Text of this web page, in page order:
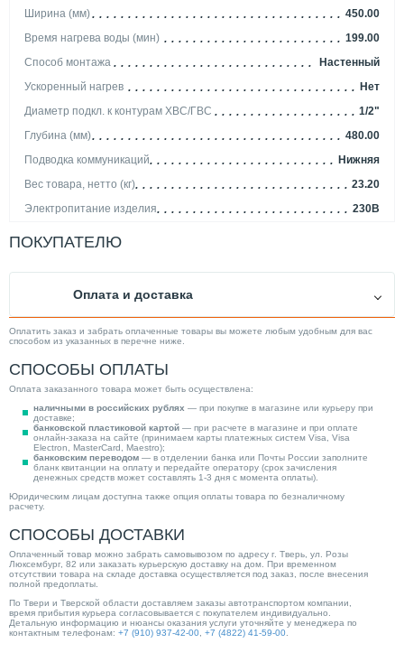
Ширина (мм)
450.00
Время нагрева воды (мин)
199.00
Способ монтажа
Настенный
Ускоренный нагрев
Нет
Диаметр подкл. к контурам ХВС/ГВС
1/2"
Глубина (мм)
480.00
Подводка коммуникаций
Нижняя
Вес товара, нетто (кг)
23.20
Электропитание изделия
230В
Дисплей
Нет
Максимальная температура нагрева (°С)
Нагревательный элемент
Страна производитель
Высота (мм)
Способ нагрева
Накопительный
ПОКУПАТЕЛЮ
Оплата и доставка
Оплатить заказ и забрать оплаченные товары вы можете любым удобным для вас
способом из указанных в перечне ниже.
СПОСОБЫ ОПЛАТЫ
Оплата заказанного товара может быть осуществлена:
наличными в российских рублях — при покупке в магазине или курьеру при
доставке;
банковской пластиковой картой — при расчете в магазине и при оплате
онлайн-заказа на сайте (принимаем карты платежных систем Visa, Visa
Electron, MasterCard, Maestro);
банковским переводом — в отделении банка или Почты России заполните
бланк квитанции на оплату и передайте оператору (срок зачисления
денежных средств может составлять 1-3 дня с момента оплаты).
Юридическим лицам доступна также опция оплаты товара по безналичному
расчету.
СПОСОБЫ ДОСТАВКИ
Оплаченный товар можно забрать самовывозом по адресу г. Тверь, ул. Розы
Люксембург, 82 или заказать курьерскую доставку на дом. При временном
отсутствии товара на складе доставка осуществляется под заказ, после внесения
полной предоплаты.
По Твери и Тверской области доставляем заказы автотранспортом компании,
время прибытия курьера согласовывается с покупателем индивидуально.
Детальную информацию и нюансы оказания услуги уточняйте у менеджера по
контактным телефонам: +7 (910) 937-42-00 +7 (4822) 41-59-00